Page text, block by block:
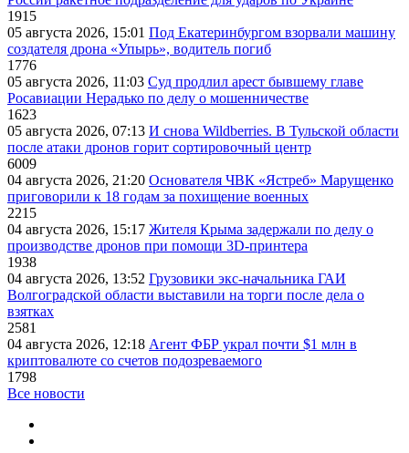
1915
05 августа 2026, 15:01 Под Екатеринбургом взорвали машину
создателя дрона «Упырь», водитель погиб
1776
05 августа 2026, 11:03 Суд продлил арест бывшему главе
Росавиации Нерадько по делу о мошенничестве
1623
05 августа 2026, 07:13 И снова Wildberries. В Тульской области
после атаки дронов горит сортировочный центр
6009
04 августа 2026, 21:20 Основателя ЧВК «Ястреб» Марущенко
приговорили к 18 годам за похищение военных
2215
04 августа 2026, 15:17 Жителя Крыма задержали по делу о
производстве дронов при помощи 3D‑принтера
1938
04 августа 2026, 13:52 Грузовики экс-начальника ГАИ
Волгоградской области выставили на торги после дела о
взятках
2581
04 августа 2026, 12:18 Агент ФБР украл почти $1 млн в
криптовалюте со счетов подозреваемого
1798
Все новости